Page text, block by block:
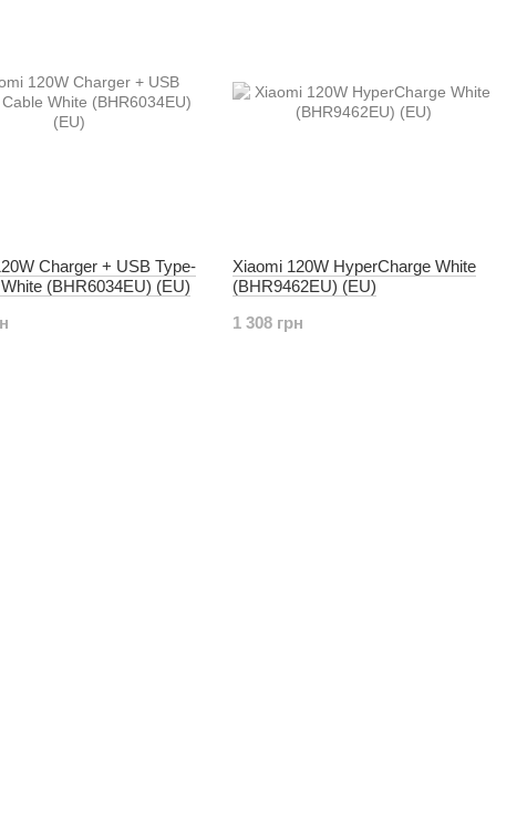
Charger + USB Type-
(BHR6034EU) (EU)
Xiaomi 120W HyperCharge White
(BHR9462EU) (EU)
1 308 грн